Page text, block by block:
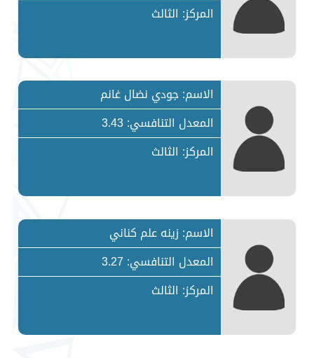
المركز: الثالث
الاسم: جودي نضال غانم
المعدل التنافسي: 3.43
المركز: الثالث
الاسم: زينه علم كناني
المعدل التنافسي: 3.27
المركز: الثالث